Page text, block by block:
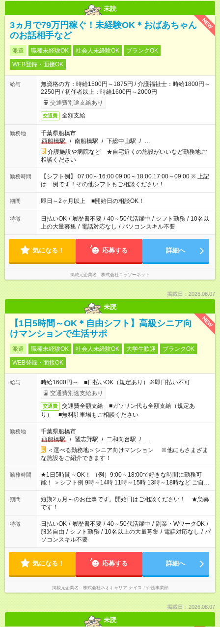
未読
NEW
3ヵ月で79万円稼ぐ！未経験OK＊おばあちゃん
のお話相手など
派遣 職種未経験OK 社会人未経験OK
ブランクOK
WEB登録・面接OK
給与
無資格の方：時給1500円～1875円 / 介護福祉士：時給1800円～
2250円 / 初任者以上：時給1600円～2000円
交通費別途支給あり
交通費 全額支給
勤務地
千葉県船橋市
西船橋駅
/ 南船橋駅 / 下総中山駅 / …
介護施設や病院など ★自宅近くの施設がいいなど勤務地ご
相談ください
勤務時間
【シフト例】 07:00～16:00 09:00～18:00 17:00～09:00 ※ 上記
は一例です！その他シフトもご相談ください！
期間 即日～2ヶ月以上 ■開始日の相談OK！
特徴 日払いOK / 履歴書不要 / 40～50代活躍中 / シフト勤務 / 10名以
上の大量募集 / 電話対応なし / パソコンスキル不要
気になる！ 応募する 詳細へ
掲載元企業名 株式会社ニッソーネット
掲載日：2026.08.07
未読
NEW
【1日5時間～OK＊自由シフト】高級シニア向
けマンションで生活サポ
派遣 職種未経験OK 社会人未経験OK 大学生歓迎
ブランクOK
WEB登録・面接OK
給与
時給1600円～ ■日払いOK（規定あり）※即日払い不可
交通費別途支給あり
交通費
交通費全額支給 ■ガソリン代も全額支給（規定あ
り） ■無料駐車場もご相談ください
勤務地
千葉県船橋市
西船橋駅
/ 習志野駅 / 二和向台駅 / …
＜選べる勤務地＞シニア向けマンション ※他にもさまざま
な施設をご紹介できます！
勤務時間
★1日5時間～OK！ （例）9:00～18:00で好きな時間に勤務可
能！ ＞シフト例 9時～14時 11時～15時 13時～18時など ご自身
のご都合に合わせて勤務時間をご相談ください！ ★家庭の都合
でお休みや時間の調整が必要な場合も遠慮なくご相談くださ
い。
期間
短期2ヵ月～のお仕事です。開始日はご相談ください！ ★急募
です！
特徴 日払いOK / 履歴書不要 / 40～50代活躍中 / 副業・WワークOK /
服装自由 / シフト勤務 / 10名以上の大量募集 / 電話対応なし / パ
ソコンスキル不要
気になる！ 応募する 詳細へ
掲載元企業名 株式会社ネオキャリア ナイス！介護事業部
掲載日：2026.08.07
未読